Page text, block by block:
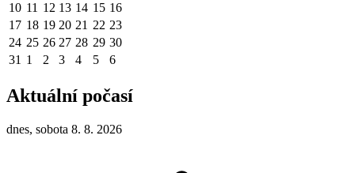
10 11 12 13 14 15 16
17 18 19 20 21 22 23
24 25 26 27 28 29 30
31 1 2 3 4 5 6
Aktuální počasí
dnes, sobota 8. 8. 2026